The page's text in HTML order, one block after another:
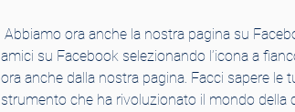
amici su Facebook selezionando l’icona a
ora anche dalla nostra pagina. Facci sapere
strumento che ha rivoluzionato il mondo della